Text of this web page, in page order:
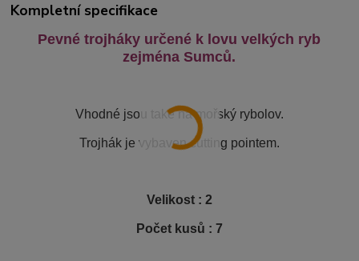
Kompletní specifikace
Pevné trojháky určené k lovu velkých ryb
zejména Sumců.
Vhodné jsou také na mořský rybolov.
Trojhák je vybaven cutting pointem.
Velikost : 2
Počet kusů : 7